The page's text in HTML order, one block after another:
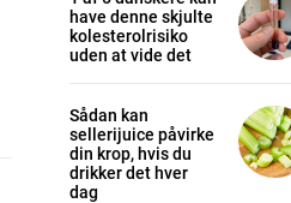
have denne skjulte
kolesterolrisiko
uden at vide det
Sådan kan
sellerijuice påvirke
din krop, hvis du
drikker det hver
dag